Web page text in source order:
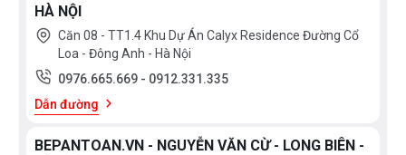
HÀ NỘI
Căn 08 - TT1.4 Khu Dự Án Calyx Residence Đường Cổ
Loa - Đông Anh - Hà Nội
0976.665.669 - 0912.331.335
Dẫn đường
BEPANTOAN.VN - NGUYỄN VĂN CỪ - LONG BIÊN -